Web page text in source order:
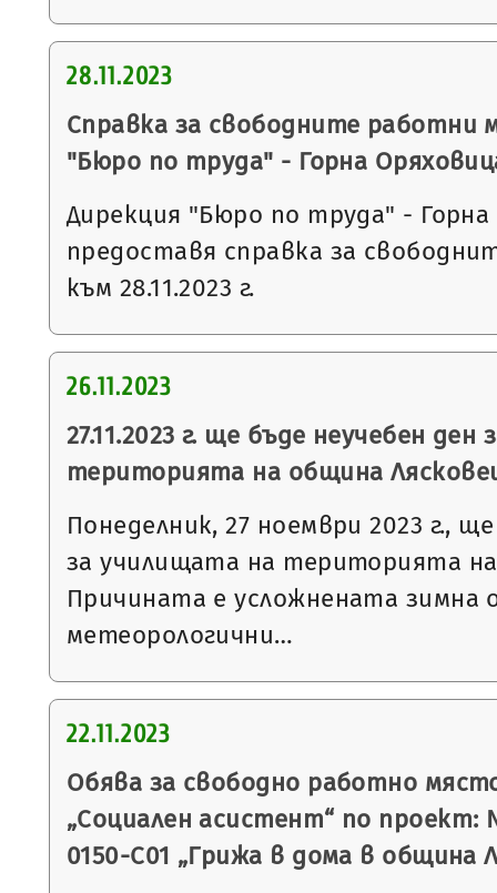
28.11.2023
Справка за свободните работни
"Бюро по труда" - Горна
Дирекция "Бюро по труда" -
предоставя справка за
към 28.11.2023 г.
26.11.2023
27.11.2023 г. ще бъде неучебен
територията на община
Понеделник, 27 ноември 2023 г.,
за училищата на територията
Причината е усложнената зимна
метеорологични…
22.11.2023
Обява за свободно работно
„Социален асистент“ по проект:
0150-С01 „Грижа в дома в община